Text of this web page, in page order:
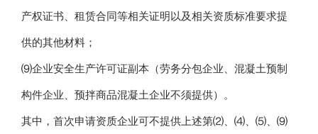
产权证书、租赁合同等相关证明以及相关资质标准要求提
供的其他材料；
⑼企业安全生产许可证副本（劳务分包企业、混凝土预制
构件企业、预拌商品混凝土企业不须提供）。
其中，首次申请资质企业可不提供上述第⑵、⑷、⑸、⑼